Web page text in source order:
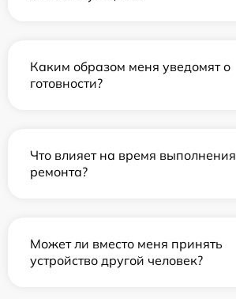
Каким образом меня уведомят о
готовности?
Что влияет на время выполнения
ремонта?
Может ли вместо меня принять
устройство другой человек?